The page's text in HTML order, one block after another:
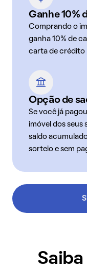
Ganhe 10%
Comprando o
ganha 10% de
carta de crédito
Opção de
Se você já
imóvel dos seus
saldo
sorteio e sem